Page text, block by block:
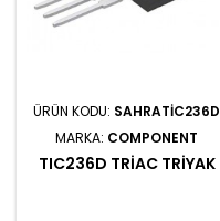
ÜRÜN KODU: SAHRATIC236D
MARKA: COMPONENT
TIC236D TRIAC TRIYAK